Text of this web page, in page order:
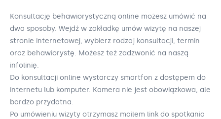
Konsultację behawiorystyczną online możesz umówić na
dwa sposoby. Wejdź w zakładkę umów wizytę na naszej
stronie internetowej, wybierz rodzaj konsultacji, termin
oraz behawiorystę. Możesz też zadzwonić na naszą
infolinię.
Do konsultacji online wystarczy smartfon z dostępem do
internetu lub komputer. Kamera nie jest obowiązkowa, ale
bardzo przydatna.
Po umówieniu wizyty otrzymasz mailem link do spotkania